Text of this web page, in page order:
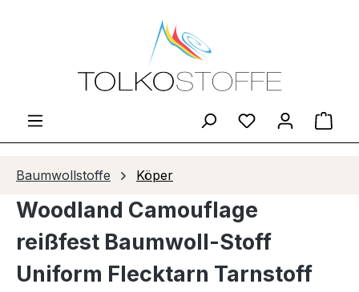
Zum Hauptinhalt springen
Du hast 0
Baumwollstoffe Köper
Woodland Camouflage
reißfest Baumwoll-Stoff
Uniform Flecktarn Tarnstoff